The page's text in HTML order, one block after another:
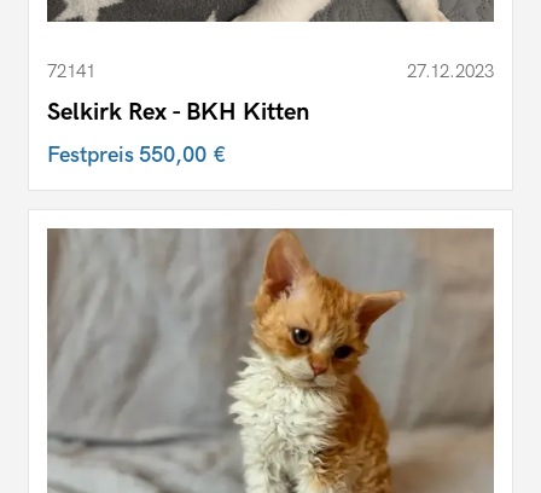
72141 27.12.2023
Selkirk Rex - BKH Kitten
Festpreis550,00 €